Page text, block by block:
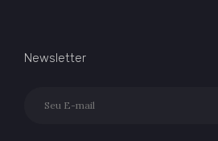
Newsletter